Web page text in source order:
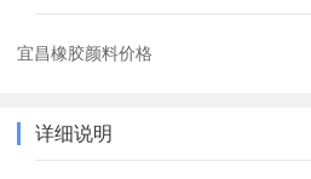
宜昌橡胶颜料价格
详细说明